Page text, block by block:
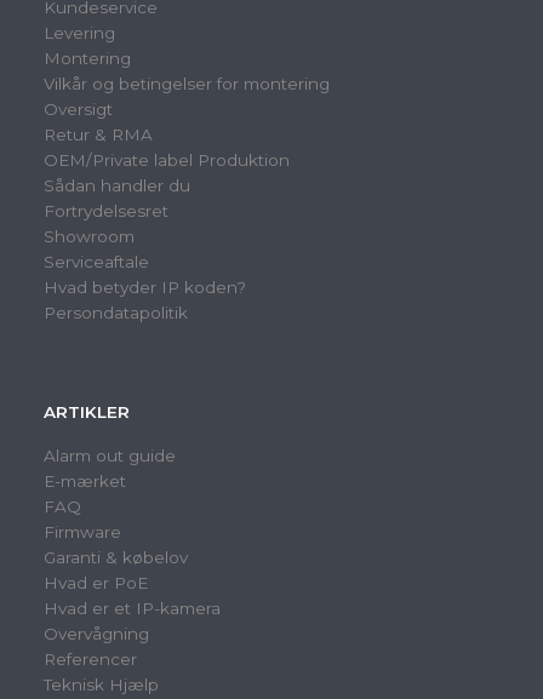
Kundeservice
Levering
Montering
Vilkår og betingelser for montering
Oversigt
Retur & RMA
OEM/Private label Produktion
Sådan handler du
Fortrydelsesret
Showroom
Serviceaftale
Hvad betyder IP koden?
Persondatapolitik
ARTIKLER
Alarm out guide
E-mærket
FAQ
Firmware
Garanti & købelov
Hvad er PoE
Hvad er et IP-kamera
Overvågning
Referencer
Teknisk Hjælp